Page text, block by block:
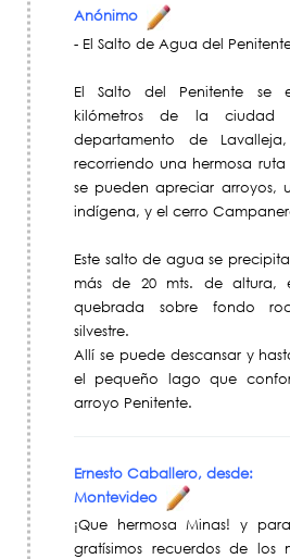
Anónimo
- El Salto de Agua del
El Salto del Penitente se
kilómetros de la
departamento de
recorriendo una hermosa
se pueden apreciar arroyos,
indígena, y el cerro
Este salto de agua se
más de 20 mts. de altura,
quebrada sobre fondo
silvestre.
Allí se puede descansar y
el pequeño lago que
arroyo Penitente.
Ernesto Caballero, desde:
Montevideo
¡Que hermosa Minas! y
gratísimos recuerdos de los